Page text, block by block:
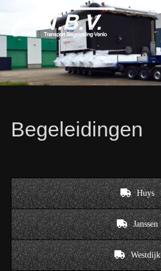
Begeleidingen
Huys
Janssen
Westdijk